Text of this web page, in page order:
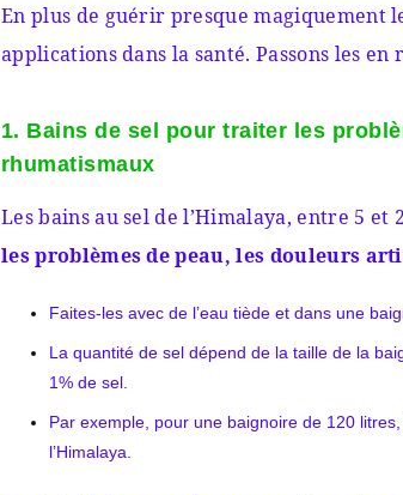
En plus de guérir presque magiquement
applications dans la santé. Passons les en
1. Bains de sel pour traiter les
rhumatismaux
Les bains au sel de l’Himalaya, entre 5 et
les problèmes de peau, les douleurs
Faites-les avec de l’eau tiède et dans une
La quantité de sel dépend de la taille de la
1% de sel.
Par exemple, pour une baignoire de 120
l’Himalaya.